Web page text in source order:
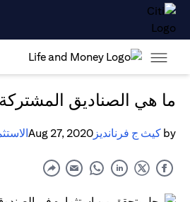
ما هي الصناديق
by كيث ج فرنانديز Aug 27, 2020